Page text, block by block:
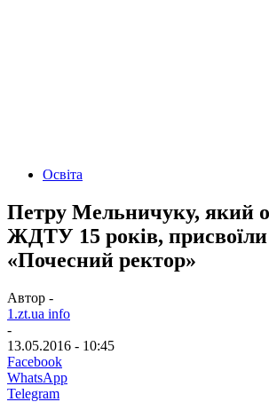
Освіта
Петру Мельничуку, який
ЖДТУ 15 років,
«Почесний ректор»
Автор -
1.zt.ua info
-
13.05.2016 - 10:45
Facebook
WhatsApp
Telegram